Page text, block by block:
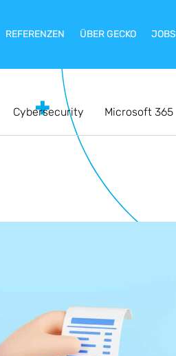
REFERENZEN ÜBER GECKO JOBS
Cybersecurity Microsoft 365